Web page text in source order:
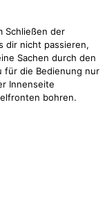
Schließen der
dir nicht passieren,
Sachen durch den
für die Bedienung nur
Innenseite
bohren.